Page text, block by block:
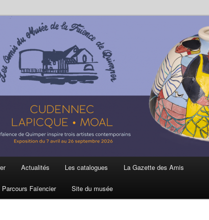
et de la Faïence de Quimper
Actualités Les catalogues La Gazette des Amis
Parcours Faïencier Site du musée